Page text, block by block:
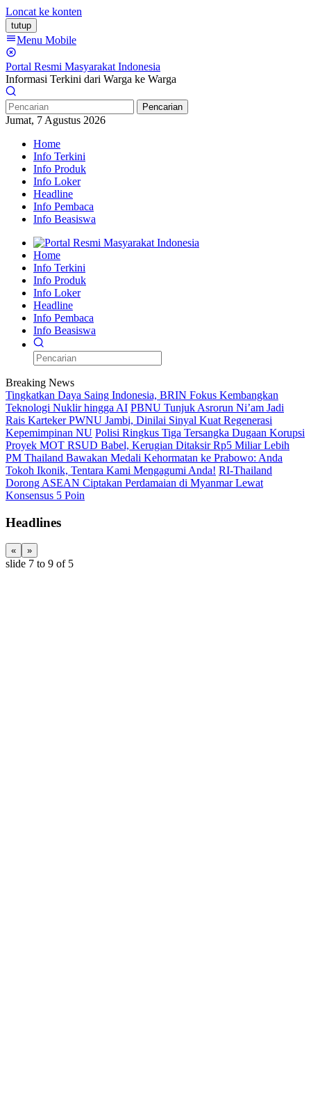
Loncat ke konten
tutup
Menu Mobile
Portal Resmi Masyarakat Indonesia
Informasi Terkini dari Warga ke Warga
Pencarian
Jumat, 7 Agustus 2026
Home
Info Terkini
Info Produk
Info Loker
Headline
Info Pembaca
Info Beasiswa
Home
Info Terkini
Info Produk
Info Loker
Headline
Info Pembaca
Info Beasiswa
Breaking News
Tingkatkan Daya Saing Indonesia, BRIN Fokus Kembangkan
Teknologi Nuklir hingga AI PBNU Tunjuk Asrorun Ni’am Jadi
Rais Karteker PWNU Jambi, Dinilai Sinyal Kuat Regenerasi
Kepemimpinan NU Polisi Ringkus Tiga Tersangka Dugaan Korupsi
Proyek MOT RSUD Babel, Kerugian Ditaksir Rp5 Miliar Lebih
PM Thailand Bawakan Medali Kehormatan ke Prabowo: Anda
Tokoh Ikonik, Tentara Kami Mengagumi Anda! RI-Thailand
Dorong ASEAN Ciptakan Perdamaian di Myanmar Lewat
Konsensus 5 Poin
Headlines
« »
slide 7 to 9 of 5